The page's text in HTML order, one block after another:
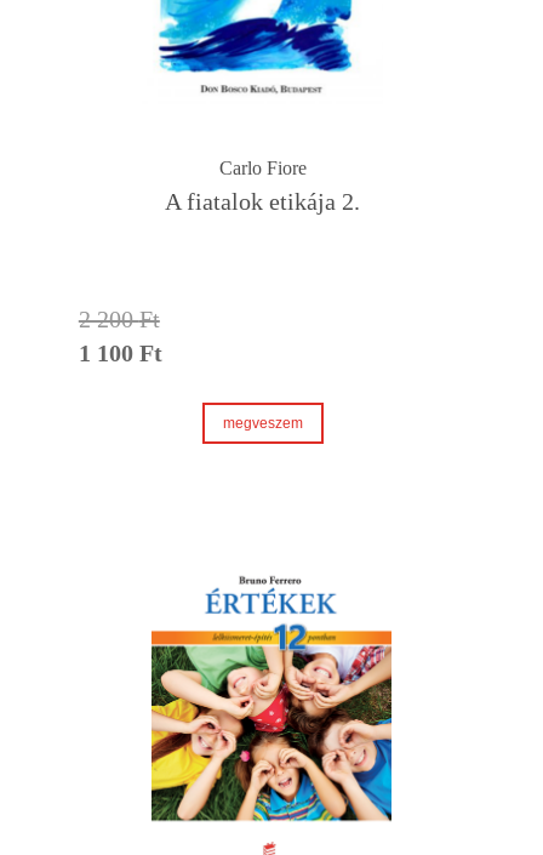
Carlo Fiore
A fiatalok etikája 2.
2 200Ft
2
1 100 Ft
price
is:
megveszem